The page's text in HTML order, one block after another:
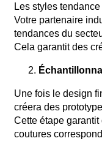
Les styles
Votre partenaire
tendances du
Cela garantit des
Une fois le design
créera des
Cette étape
coutures